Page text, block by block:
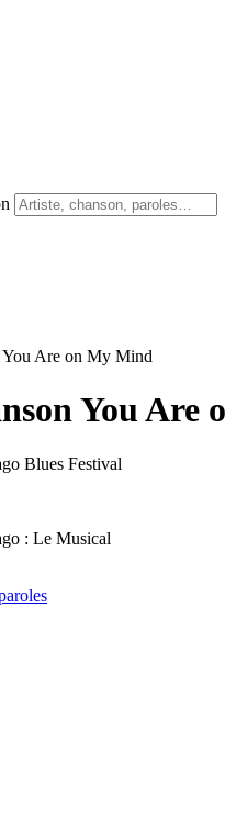
You Are on My Mind
You
Blues Festival
: Le Musical